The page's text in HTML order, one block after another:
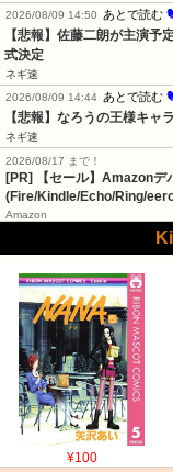
2026/08/09 14:50
あとで読む
【悲報】佐藤二朗が主演
式決定
ネギ速
2026/08/09 14:44 あとで読む
【悲報】なろうの王様キャ
ネギ速
2026/08/17 まで！
[PR]
【セール】Amazon
(Fire/Kindle/Echo/Ring/
Amazon
¥100